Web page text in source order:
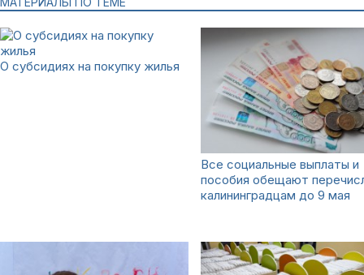
О субсидиях на покупку жилья
Все социальные выплаты и
пособия обещают
калининградцам до 9 мая